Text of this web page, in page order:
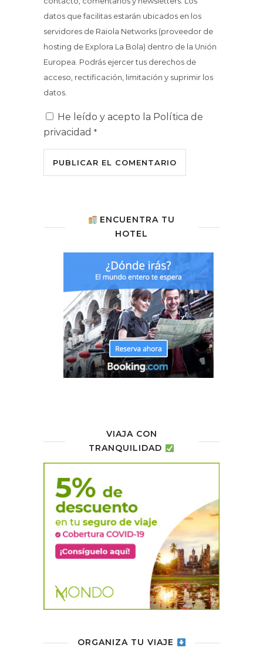
datos que facilitas estarán ubicados en los
servidores de Raiola Networks (proveedor de
hosting de Explora La Bola) dentro de la Unión
Europea. Podrás ejercer tus derechos de
acceso, rectificación, limitación y suprimir los
datos.
He leído y acepto la Política de
privacidad *
ENCUENTRA TU
HOTEL
VIAJA CON
TRANQUILIDAD
ORGANIZA TU VIAJE